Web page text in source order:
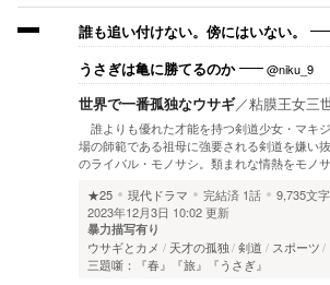
誰も追い付けない。傍にはいない。
うさぎは亀に勝てるのか @niku_9
世界で一番孤独なウサギ／粘膜王女三
誰よりも優れた才能を持つ剣道少女・マキ
場の師範である祖母に強要される剣道を嫌
のライバル・モノサシ。類まれな情熱をモノ
★25
現代ドラマ 完結済 1話
9,735文字
2023年12月3日 10:02 更新
暴力描写有り
ウサギとカメ 天才の孤独 剣道 スポーツ
三題噺：『春』『旅』『うさぎ』